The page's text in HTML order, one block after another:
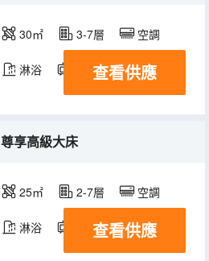
30㎡ 3-7層 空調
淋浴 電視機
查看供應
尊享高級大床
25㎡ 2-7層 空調
淋浴 電視機
查看供應